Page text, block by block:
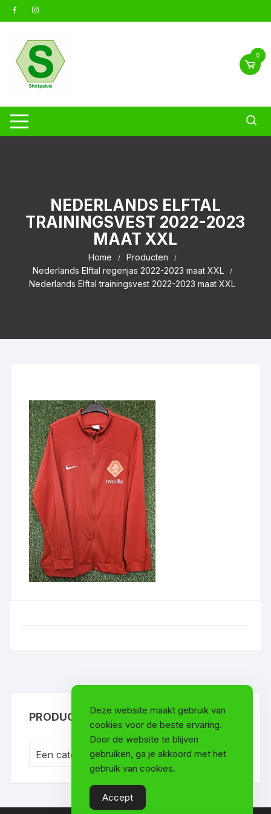
naar
0
NEDERLANDS ELFTAL
TRAININGSVEST 2022-2023
MAAT XXL
Home
Producten
Nederlands Elftal regenjas 2022-2023 maat XXL
Nederlands Elftal trainingsvest 2022-2023 maat XXL
PRODUCTCATEGORIEËN
Een categorie selecteren
Deze website maakt gebruik van
cookies voor de beste ervaring.
Door de website te blijven
gebruiken, ga je akkoord met het
gebruik van cookies.
Accept